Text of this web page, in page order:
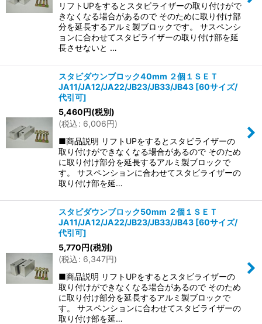
リフトUPをするとスタビライザーの取り付けがで
きなくなる場合があるので そのために取り付け部
分を延長するアルミ製ブロックです。 サスペンシ
ョンに合わせてスタビライザーの取り付け部を延
長させないと …
スタビダウンブロック40mm ２個１ＳＥＴ
JA11/JA12/JA22/JB23/JB33/JB43 [60サイズ/
代引可]
5,460円(税別)
(税込: 6,006円)
■商品説明 リフトUPをするとスタビライザーの
取り付けができなくなる場合があるので そのため
に取り付け部分を延長するアルミ製ブロックで
す。 サスペンションに合わせてスタビライザーの
取り付け部を延…
スタビダウンブロック50mm ２個１ＳＥＴ
JA11/JA12/JA22/JB23/JB33/JB43 [60サイズ/
代引可]
5,770円(税別)
(税込: 6,347円)
■商品説明 リフトUPをするとスタビライザーの
取り付けができなくなる場合があるので そのため
に取り付け部分を延長するアルミ製ブロックで
す。 サスペンションに合わせてスタビライザーの
取り付け部を延…